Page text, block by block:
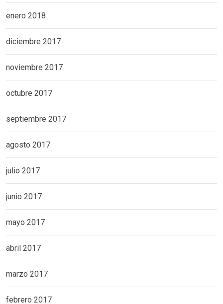
enero 2018
diciembre 2017
noviembre 2017
octubre 2017
septiembre 2017
agosto 2017
julio 2017
junio 2017
mayo 2017
abril 2017
marzo 2017
febrero 2017